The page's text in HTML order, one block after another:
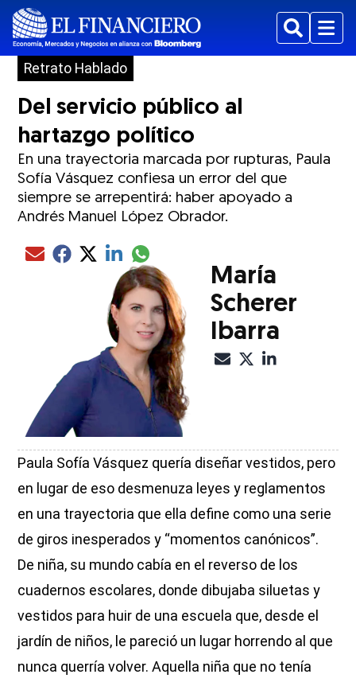
BuscarMenu
Retrato Hablado
Del servicio público al
hartazgo político
En una trayectoria marcada por rupturas, Paula
Sofía Vásquez confiesa un error del que
siempre se arrepentirá: haber apoyado a
Andrés Manuel López Obrador.
Compartir el artículo actual mediante Email
Compartir el artículo actual mediante Facebook
Compartir el artículo actual mediante Twitter
Compartir el artículo actual mediante LinkedIn
Compartir el artículo actual mediante
María
Scherer
Ibarra
Paula Sofía Vásquez quería diseñar vestidos, pero
en lugar de eso desmenuza leyes y reglamentos
en una trayectoria que ella define como una serie
de giros inesperados y “momentos canónicos”.
De niña, su mundo cabía en el reverso de los
cuadernos escolares, donde dibujaba siluetas y
vestidos para huir de una escuela que, desde el
jardín de niños, le pareció un lugar horrendo al que
nunca querría volver. Aquella niña que no tenía